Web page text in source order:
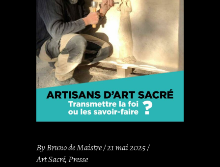
ByBruno de Maistre 21 mai 2025
Art Sacré,Presse